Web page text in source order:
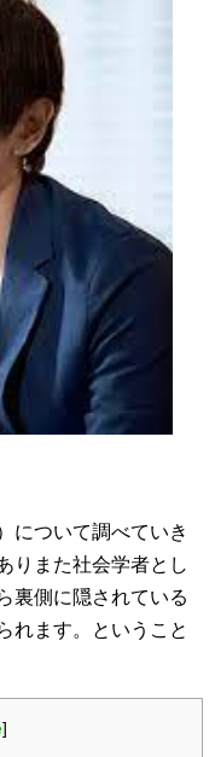
について調べていき
りまた社会学者とし
裏側に隠されている
れます。ということ
]